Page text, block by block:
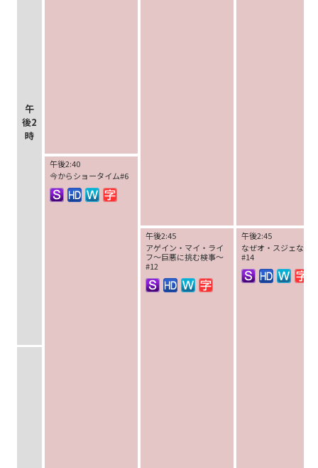
午
後2
時
午後2:40
今からショータイム#6
午後2:45
アゲイン・マイ・ライ
フ～巨悪に挑む検事～
#12
午後2:45
なぜオ・スジェなの
#14